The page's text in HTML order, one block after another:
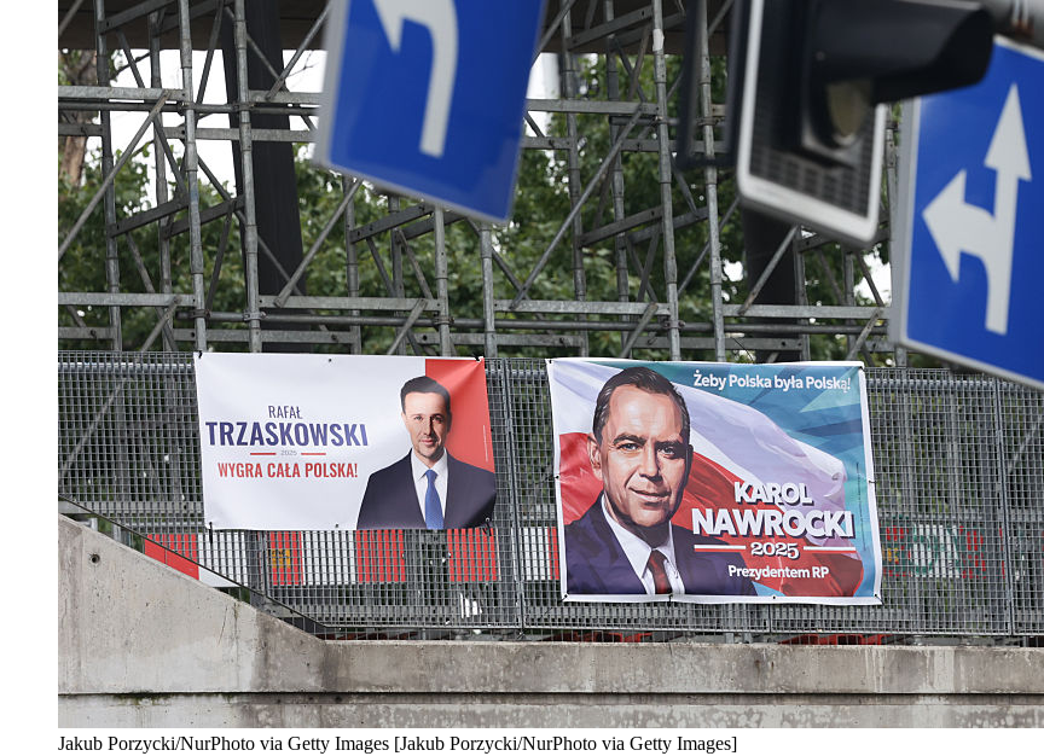
Jakub Porzycki/NurPhoto via Getty Images [Jakub Porzycki/NurPhoto via Getty Images]